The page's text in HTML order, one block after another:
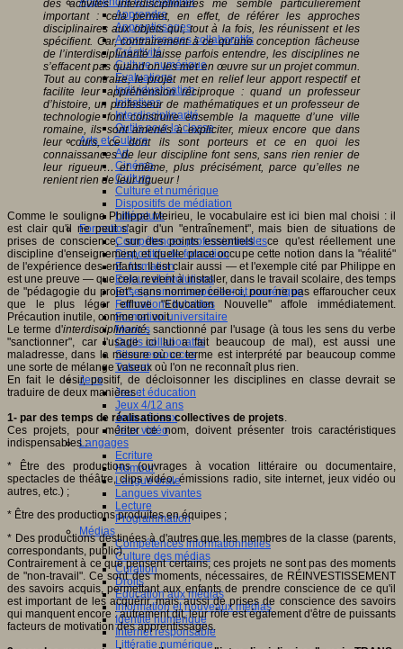
Apprendre
Apprentissages
Apprentissages collaboratifs
Créativité
Culture numérique
Evaluations
Individualisation
Initiatives
Interdisciplinarité
Outils pour la classe
Arts et Culture
Art
Cinéma
Culture
Culture et numérique
Dispositifs de médiation
Littérature
Formation
Compétences professionnelles
Dispositifs de formation
E- formation
Enjeux et évolutions
Enseignement supérieur et numérique
Formations hybrides
Formation universitaire
Mooc’s
Outils collaboratifs
Sites ressources
Tutorat
Jeux
Jeu et éducation
Jeux 4/12 ans
Jeux sérieux
Jeux vidéo
Langages
Ecriture
Humour
Langue orale
Langues vivantes
Lecture
Programmation
Médias
Compétences informationnelles
Culture des médias
Curation
Droits
Education aux médias
Information et nouveaux médias
Identité numérique
Internet responsable
Littératie numérique
des activités interdisciplinaires me semble particulièrement
important : cela permet, en effet, de référer les approches
disciplinaires aux objets qui, tout à la fois, les réunissent et les
spécifient. Car, contrairement à ce qu’une conception fâcheuse
de l’interdisciplinarité laisse parfois entendre, les disciplines ne
s’effacent pas quand on les met en œuvre sur un projet commun.
Tout au contraire, le projet met en relief leur apport respectif et
facilite leur appréhension réciproque : quand un professeur
d’histoire, un professeur de mathématiques et un professeur de
technologie font construire ensemble la maquette d’une ville
romaine, ils sont amenés à expliciter, mieux encore que dans
leur cours, ce dont ils sont porteurs et ce en quoi les
connaissances de leur discipline font sens, sans rien renier de
leur rigueur… et même, plus précisément, parce qu’elles ne
renient rien de leur rigueur !
Comme le souligne Philippe Meirieu, le vocabulaire est ici bien mal choisi : il
est clair qu'il ne peut s'agir d'un "entraînement", mais bien de situations de
prises de conscience, sur des points essentiels : ce qu'est réellement une
discipline d'enseignement, et quelle place occupe cette notion dans la "réalité"
de l'expérience des enfants. Il est clair aussi — et l'exemple cité par Philippe en
est une preuve — que cela revient à installer, dans le travail scolaire, des temps
de "pédagogie du projet", sans nommer celle-ci, pour ne pas effaroucher ceux
que le plus léger effluve "Education Nouvelle" affole immédiatement.
Précaution inutile, comme on voit.
Le terme d'interdisciplinarité, sanctionné par l'usage (à tous les sens du verbe
"sanctionner", car l'usage ici lui a fait beaucoup de mal), est aussi une
maladresse, dans la mesure où ce terme est interprété par beaucoup comme
une sorte de mélange vaseux où l'on ne reconnaît plus rien.
En fait le désir, positif, de décloisonner les disciplines en classe devrait se
traduire de deux manières :
1- par des temps de réalisations collectives de projets.
Ces projets, pour mériter ce nom, doivent présenter trois caractéristiques
indispensables :
* Être des productions (ouvrages à vocation littéraire ou documentaire,
spectacles de théâtre, clips vidéo, émissions radio, site internet, jeux vidéo ou
autres, etc.) ;
* Être des productions produites en équipes ;
* Des productions destinées à d'autres que les membres de la classe (parents,
correspondants, public).
Contrairement à ce que pensent certains, ces projets ne sont pas des moments
de "non-travail". Ce sont des moments, nécessaires, de RÉINVESTISSEMENT
des savoirs acquis, permettant aux enfants de prendre conscience de ce qu'il
est important de les acquérir, mais aussi de prises de conscience des savoirs
qui manquent encore : autrement dit, leur rôle est également d'être de puissants
facteurs de motivation des apprentissages.